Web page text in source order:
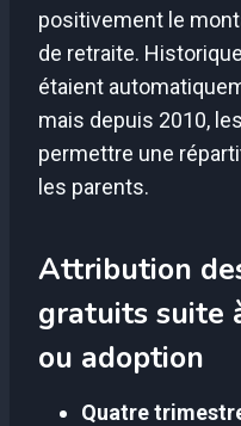
positivement le
de retraite.
étaient
mais depuis 2010,
permettre une
les parents.
Attribution
gratuits suite
ou adoption
Quatre